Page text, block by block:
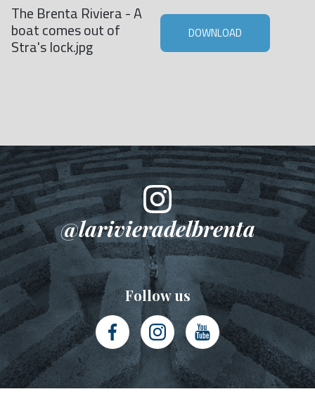
The Brenta Riviera - A
boat comes out of
Stra's lock.jpg
DOWNLOAD
@larivieradelbrenta
Follow us